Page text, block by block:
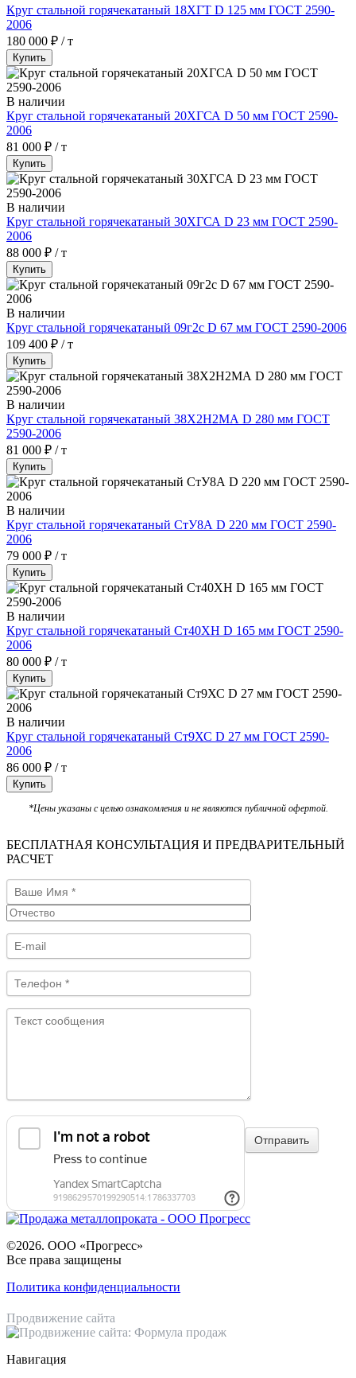
Круг стальной горячекатаный 18ХГТ D 125 мм ГОСТ 2590-
2006
180 000 ₽ / т
Купить
В наличии
Круг стальной горячекатаный 20ХГСА D 50 мм ГОСТ 2590-
2006
81 000 ₽ / т
Купить
В наличии
Круг стальной горячекатаный 30ХГСА D 23 мм ГОСТ 2590-
2006
88 000 ₽ / т
Купить
В наличии
Круг стальной горячекатаный 09г2с D 67 мм ГОСТ 2590-2006
109 400 ₽ / т
Купить
В наличии
Круг стальной горячекатаный 38Х2Н2МА D 280 мм ГОСТ
2590-2006
81 000 ₽ / т
Купить
В наличии
Круг стальной горячекатаный СтУ8А D 220 мм ГОСТ 2590-
2006
79 000 ₽ / т
Купить
В наличии
Круг стальной горячекатаный Ст40ХН D 165 мм ГОСТ 2590-
2006
80 000 ₽ / т
Купить
В наличии
Круг стальной горячекатаный Ст9ХС D 27 мм ГОСТ 2590-
2006
86 000 ₽ / т
Купить
*Цены указаны с целью ознакомления и не являются публичной офертой.
БЕСПЛАТНАЯ КОНСУЛЬТАЦИЯ И ПРЕДВАРИТЕЛЬНЫЙ
РАСЧЕТ
©2026. ООО «Прогресс»
Все права защищены
Политика конфиденциальности
Продвижение сайта
Навигация